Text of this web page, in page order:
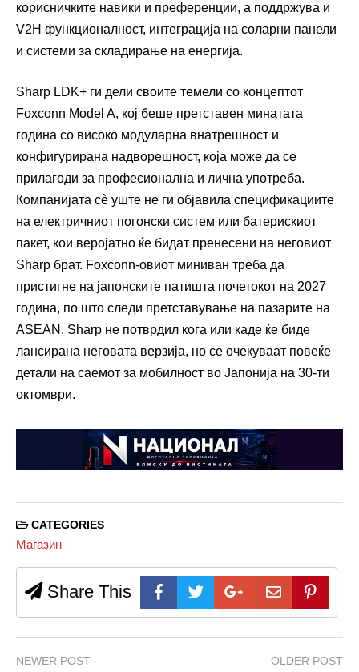
корисничките навики и преференции, а поддржува и
V2H функционалност, интеграција на соларни панели
и системи за складирање на енергија.
Sharp LDK+ ги дели своите темели со концептот
Foxconn Model A, кој беше претставен минатата
година со високо модуларна внатрешност и
конфигурирана надворешност, која може да се
прилагоди за професионална и лична употреба.
Компанијата сè уште не ги објавила спецификациите
на електричниот погонски систем или батерискиот
пакет, кои веројатно ќе бидат пренесени на неговиот
Sharp брат. Foxconn-овиот миниван треба да
пристигне на јапонските патишта почетокот на 2027
година, по што следи претставување на пазарите на
ASEAN. Sharp не потврдил кога или каде ќе биде
лансирана неговата верзија, но се очекуваат повеќе
детали на саемот за мобилност во Јапонија на 30-ти
октомври.
CATEGORIES
Магазин
Share This
NEWER POST OLDER POST